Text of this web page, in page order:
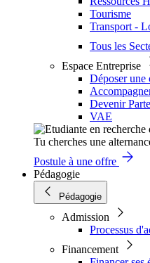
Tourisme
Transport -
Tous les
Espace Entreprise
Déposer une
Devenir
VAE
Tu cherches une
Postule à une offre
Pédagogie
Pédagogie
Admission
Processus
Financement